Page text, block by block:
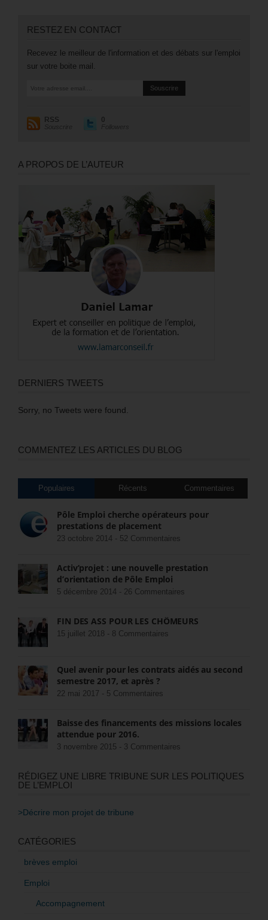
RESTEZ EN CONTACT
Recevez le meilleur de l'information et des débats sur l'emploi
sur votre boite mail.
RSS
Souscrire
0
Followers
A PROPOS DE L’AUTEUR
DERNIERS TWEETS
Sorry, no Tweets were found.
COMMENTEZ LES ARTICLES DU BLOG
Populaires Récents Commentaires
Pôle Emploi cherche opérateurs pour
prestations de placement
23 octobre 2014 - 52 Commentaires
Activ’projet : une nouvelle prestation
d’orientation de Pôle Emploi
5 décembre 2014 - 26 Commentaires
FIN DES ASS POUR LES CHÔMEURS
15 juillet 2018 - 8 Commentaires
Quel avenir pour les contrats aidés au second
semestre 2017, et après ?
22 mai 2017 - 5 Commentaires
Baisse des financements des missions locales
attendue pour 2016.
3 novembre 2015 - 3 Commentaires
RÉDIGEZ UNE LIBRE TRIBUNE SUR LES POLITIQUES
DE L’EMPLOI
>Décrire mon projet de tribune
CATÉGORIES
brèves emploi
Emploi
Accompagnement